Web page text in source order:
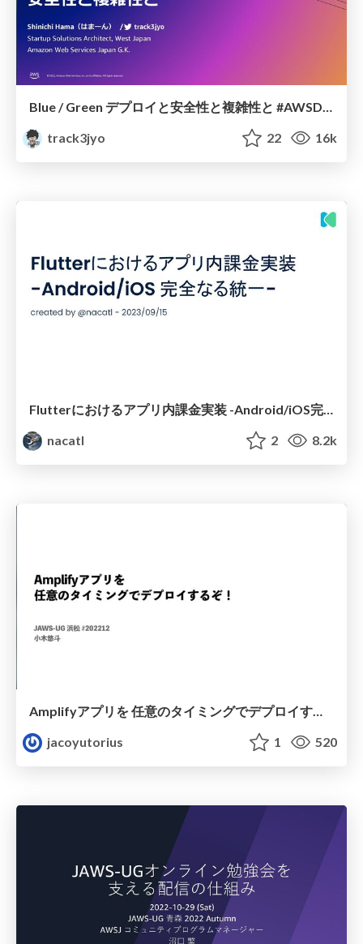
Blue / Green デプロイと安全性と複雑性と #AWSDevDay
track3jyo
22 16k
nacatl
2 8.2k
Amplifyアプリを 任意のタイミングでデプロイするぞ！
jacoyutorius
1 520